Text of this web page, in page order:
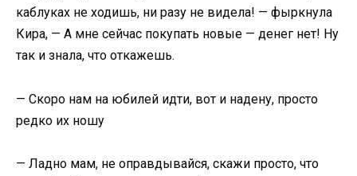
каблуках не ходишь, ни разу не видела! — фыркнула
Кира, — А мне сейчас покупать новые — денег нет! Ну
так и знала, что откажешь.
— Скоро нам на юбилей идти, вот и надену, просто
редко их ношу
— Ладно мам, не оправдывайся, скажи просто, что